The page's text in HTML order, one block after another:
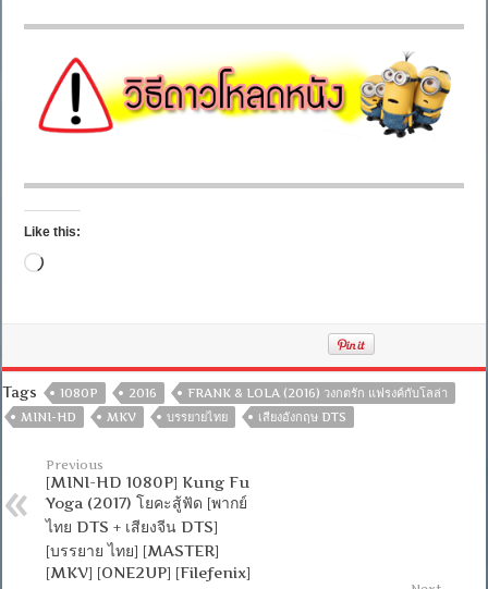
Like this:
Loading…
Tags 1080P 2016
FRANK & LOLA (2016) วงกตรัก แฟรงค์กับโลล่า
MINI-HD
MKV บรรยายไทย เสียงอังกฤษ DTS
Previous
[MINI-HD 1080P] Kung Fu
Yoga (2017) โยคะสู้ฟัด [พากย์
ไทย DTS + เสียงจีน DTS]
[บรรยาย ไทย] [MASTER]
[MKV] [ONE2UP] [Filefenix]